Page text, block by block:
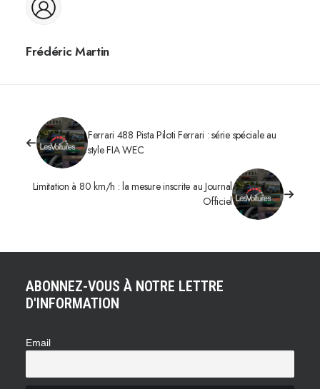
Frédéric Martin
Ferrari 488 Pista Piloti Ferrari : série spéciale au
style FIA WEC
Limitation à 80 km/h : la mesure inscrite au Journal
Officiel
ABONNEZ-VOUS À NOTRE LETTRE
D'INFORMATION
Email